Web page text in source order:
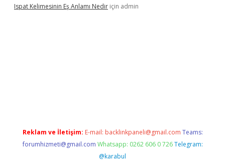
Ispat Kelimesinin Eş Anlamı Nedir için admin
Reklam ve İletişim: E-mail: backlinkpaneli@gmail.com Teams:
forumhizmeti@gmail.com Whatsapp: 0262 606 0 726 Telegram:
@karabul